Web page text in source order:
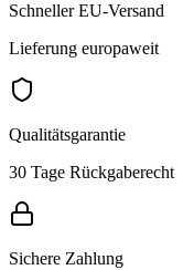
Schneller EU-Versand
Lieferung europaweit
Qualitätsgarantie
30 Tage Rückgaberecht
Sichere Zahlung